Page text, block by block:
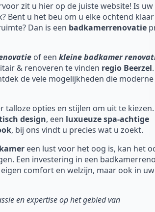
zit u hier op de juiste website! Is uw
Bent u het beu om u elke ochtend
Dan is een badkamerrenovatie
of een kleine badkamer
& renoveren te vinden regio Beerzel
de vele mogelijkheden die moderne
talloze opties en stijlen om uit te
design, een luxueuze spa-achtige
, bij ons vindt u precies wat u zoekt.
een lust voor het oog is, kan het
Een investering in een
comfort en welzijn, maar ook in uw
en expertise op het gebied van